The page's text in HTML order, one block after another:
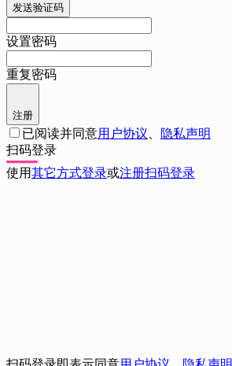
发送验证码
设置密码
重复密码
注册
已阅读并同意用户协议
隐私声明
扫码登录
使用其它方式登录或注册扫码登录